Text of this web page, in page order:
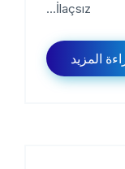
İlaçsız...